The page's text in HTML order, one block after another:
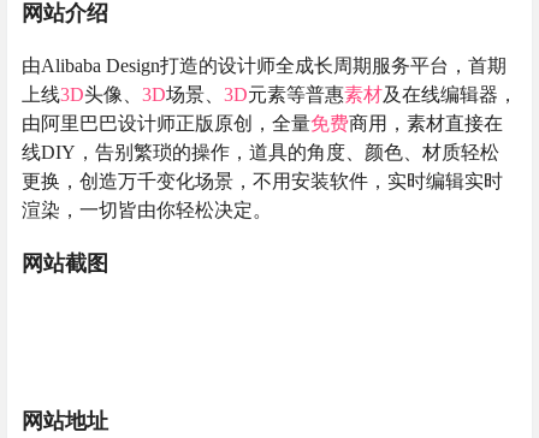
网站介绍
由Alibaba Design打造的设计师全成长周期服务平台，首期
上线3D头像、 3D场景、 3D元素等普惠素材及在线编辑器，
由阿里巴巴设计师正版原创，全量免费商用，素材直接在
线DIY，告别繁琐的操作，道具的角度、颜色、材质轻松
更换，创造万千变化场景，不用安装软件，实时编辑实时
渲染，一切皆由你轻松决定。
网站截图
网站地址